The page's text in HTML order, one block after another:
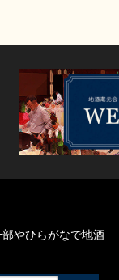
部やひらがなで地酒